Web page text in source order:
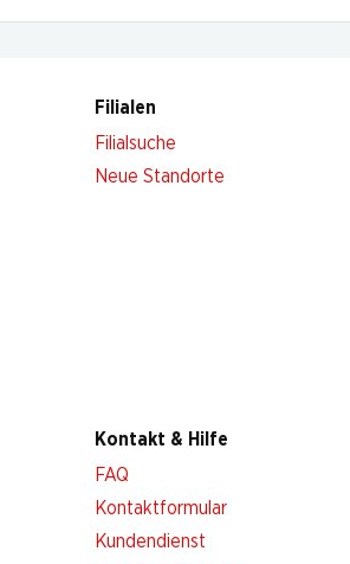
Filialen
Filialsuche
Neue Standorte
Kontakt & Hilfe
FAQ
Kontaktformular
Kundendienst